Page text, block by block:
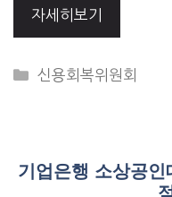
자세히보기
CATEGORIES
신용회복위원회
기업은행 소상공